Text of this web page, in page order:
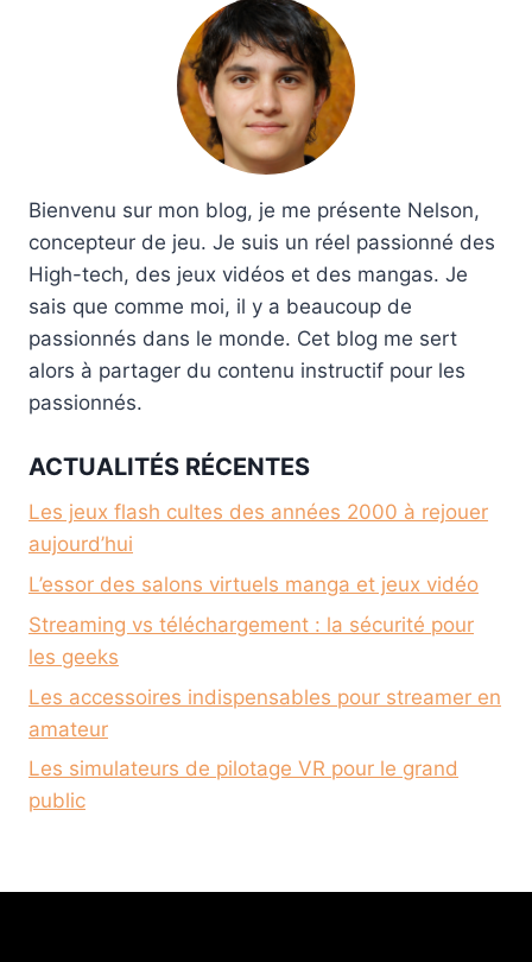
Bienvenu sur mon blog, je me présente Nelson,
concepteur de jeu. Je suis un réel passionné des
High-tech, des jeux vidéos et des mangas. Je
sais que comme moi, il y a beaucoup de
passionnés dans le monde. Cet blog me sert
alors à partager du contenu instructif pour les
passionnés.
ACTUALITÉS RÉCENTES
Les jeux flash cultes des années 2000 à rejouer
aujourd’hui
L’essor des salons virtuels manga et jeux vidéo
Streaming vs téléchargement : la sécurité pour
les geeks
Les accessoires indispensables pour streamer en
amateur
Les simulateurs de pilotage VR pour le grand
public